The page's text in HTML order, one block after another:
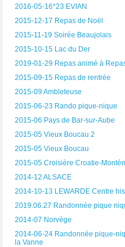
2016-05-16*23 EVIAN
2015-12-17 Repas de Noël
2015-11-19 Soirée Beaujolais
2015-10-15 Lac du Der
2019-01-29 Repas animé à
2015-09-15 Repas de rentrée
2015-09 Ambleteuse
2015-06-23 Rando pique-nique
2015-06 Pays de Bar-sur-Aube
2015-05 Vieux Boucau 2
2015-05 Vieux Boucau
2015-05 Croisière Croatie-
2014-12 ALSACE
2014-10-13 LEWARDE Centre
2019.06.27 Randonnée pique
2014-07 Norvège
2014-06-24 Randonnée pique-
la Vanne